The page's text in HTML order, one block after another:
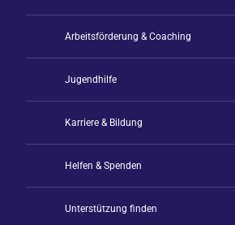
Arbeitsförderung & Coaching
Jugendhilfe
Karriere & Bildung
Helfen & Spenden
Unterstützung finden